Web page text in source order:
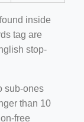
inside
tag are
stop-
sub-ones
than 10
free